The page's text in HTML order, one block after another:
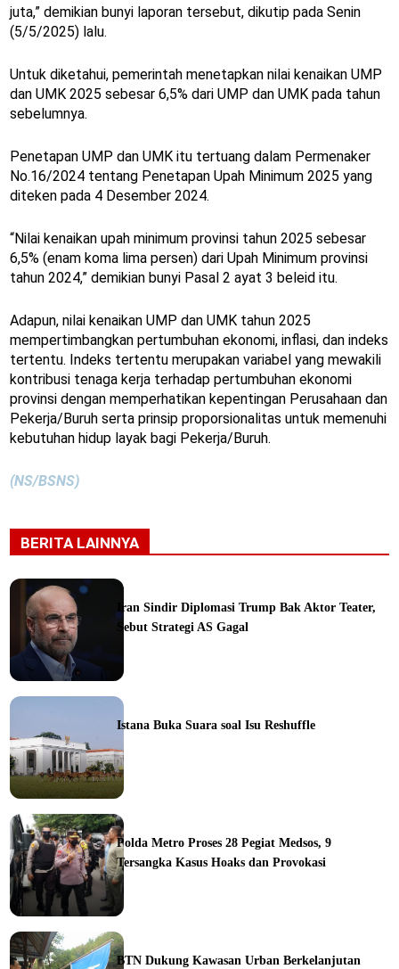
juta,” demikian bunyi laporan tersebut, dikutip pada Senin
(5/5/2025) lalu.
Untuk diketahui, pemerintah menetapkan nilai kenaikan UMP
dan UMK 2025 sebesar 6,5% dari UMP dan UMK pada tahun
sebelumnya.
Penetapan UMP dan UMK itu tertuang dalam Permenaker
No.16/2024 tentang Penetapan Upah Minimum 2025 yang
diteken pada 4 Desember 2024.
“Nilai kenaikan upah minimum provinsi tahun 2025 sebesar
6,5% (enam koma lima persen) dari Upah Minimum provinsi
tahun 2024,” demikian bunyi Pasal 2 ayat 3 beleid itu.
Adapun, nilai kenaikan UMP dan UMK tahun 2025
mempertimbangkan pertumbuhan ekonomi, inflasi, dan indeks
tertentu. Indeks tertentu merupakan variabel yang mewakili
kontribusi tenaga kerja terhadap pertumbuhan ekonomi
provinsi dengan memperhatikan kepentingan Perusahaan dan
Pekerja/Buruh serta prinsip proporsionalitas untuk memenuhi
kebutuhan hidup layak bagi Pekerja/Buruh.
(NS/BSNS)
BERITA LAINNYA
Iran Sindir Diplomasi Trump Bak Aktor Teater,
Sebut Strategi AS Gagal
Istana Buka Suara soal Isu Reshuffle
Polda Metro Proses 28 Pegiat Medsos, 9
Tersangka Kasus Hoaks dan Provokasi
BTN Dukung Kawasan Urban Berkelanjutan